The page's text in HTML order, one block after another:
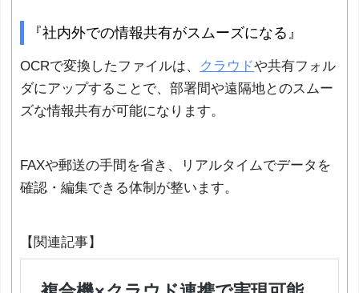
『社内外での情報共有がスムーズになる』
OCRで変換したファイルは、 クラウドや共有フォル
ダにアップすることで、部署間や遠隔地とのスムー
ズな情報共有が可能になります。
FAXや郵送の手間を省き、リアルタイムでデータを
確認・編集できる体制が整います。
【関連記事】